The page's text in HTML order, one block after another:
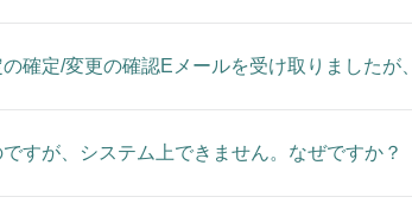
確定/変更の確認Eメールを受け取りましたが
すが、システム上できません。なぜですか？